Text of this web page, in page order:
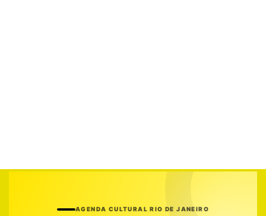
AGENDA CULTURAL RIO DE JANEIRO